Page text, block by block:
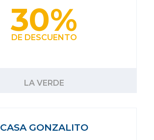
30%
DE DESCUENTO
LA VERDE
CASA GONZALITO